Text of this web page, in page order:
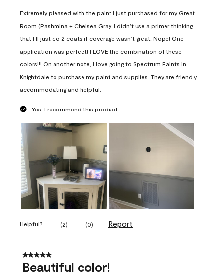
Extremely pleased with the paint I just purchased for my Great
Room (Pashmina + Chelsea Gray. I didn’t use a primer thinking
that I’ll just do 2 coats if coverage wasn’t great. Nope! One
application was perfect! I LOVE the combination of these
colors!!! On another note, I love going to Spectrum Paints in
Knightdale to purchase my paint and supplies. They are friendly,
accommodating and helpful.
Yes, I recommend this product.
Helpful? (2) (0) Report
5 out of 5 stars.
Beautiful color!